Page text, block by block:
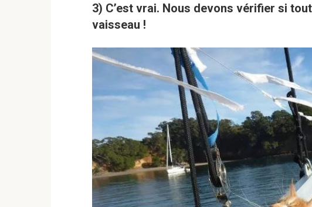
3) C’est vrai. Nous devons vérifier si
vaisseau !